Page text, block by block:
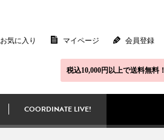
お気に入り マイページ 会員登録
税込10,000円以上で送料無料！
COORDINATE LIVE!